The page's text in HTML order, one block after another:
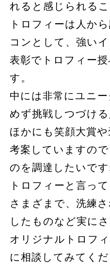
れると感じられる
トロフィーは人か
コンとして、強い
表彰でトロフィー
す。
中には非常にユニ
めず挑戦しつづけ
ほかにも笑顔大賞
考案していますの
のを調達したいです
トロフィーと言っ
さまざまで、洗練
したものなど実に
オリジナルトロフ
に相談してみてくだ